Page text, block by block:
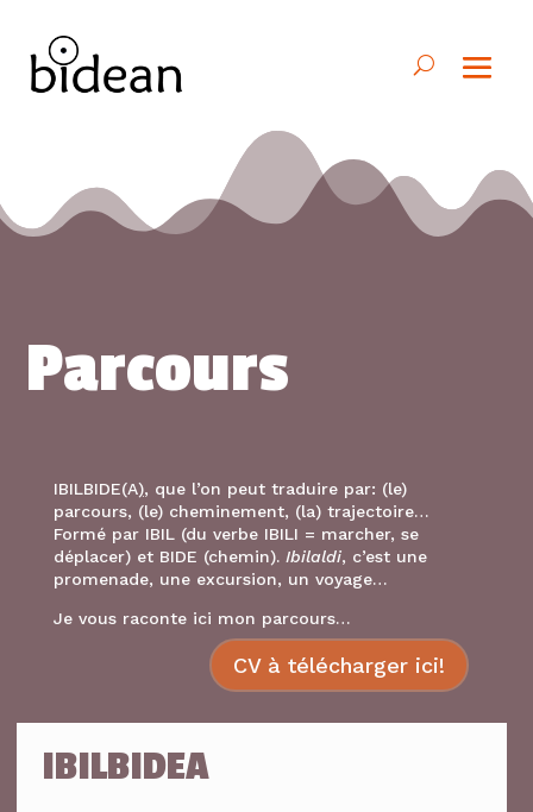
Parcours
IBILBIDE(A), que l’on peut traduire par: (le)
parcours, (le) cheminement, (la) trajectoire…
Formé par IBIL (du verbe IBILI = marcher, se
déplacer) et BIDE (chemin). Ibilaldi, c’est une
promenade, une excursion, un voyage…
Je vous raconte ici mon parcours…
CV à télécharger ici!
IBILBIDEA